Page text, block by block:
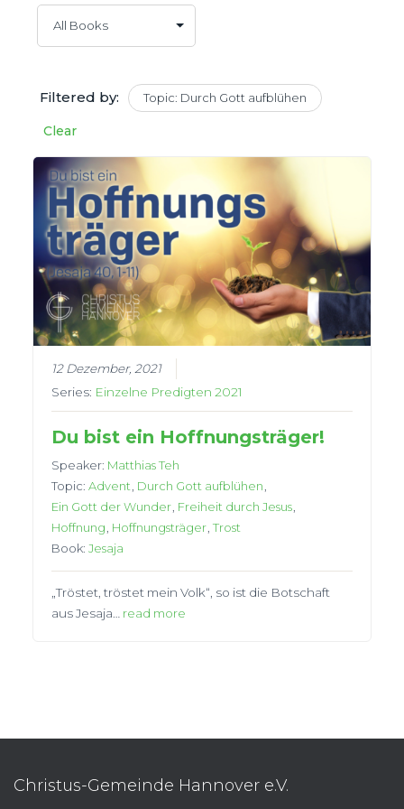
Filtered by: Topic: Durch Gott aufblühen
Clear
12 Dezember, 2021
Series: Einzelne Predigten 2021
Du bist ein Hoffnungsträger!
Speaker: Matthias Teh
Topic:Advent, Durch Gott aufblühen,
Ein Gott der Wunder, Freiheit durch Jesus,
Hoffnung, Hoffnungsträger,Trost
Book:Jesaja
„Tröstet, tröstet mein Volk“, so ist die Botschaft
aus Jesaja… read more
Christus-Gemeinde Hannover e.V.